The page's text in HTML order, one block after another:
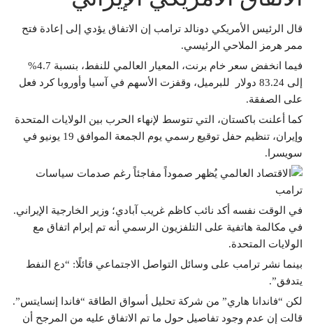
قال الرئيس الأمريكي دونالد ترامب إن الاتفاق يؤدي إلى إعادة فتح
ممر هرمز الملاحي الرئيسي.
فيما انخفض سعر خام برنت، المعيار العالمي للنفط، بنسبة 4.7%
إلى 83.24 دولار للبرميل، وقفزت الأسهم في آسيا وأوروبا كرد فعل
على الصفقة.
كما أعلنت باكستان، التي تتوسط لإنهاء الحرب بين الولايات المتحدة
وإيران، تنظيم حفل توقيع رسمي يوم الجمعة الموافق 19 يونيو في
سويسرا.
في الوقت نفسه أكد نائب كاظم غريب آبادي؛ وزير الخارجية الإيراني.
في مكالمة هاتفية على التلفزيون الرسمي أنه تم إبرام اتفاق مع
الولايات المتحدة.
بينما نشر ترامب على وسائل التواصل الاجتماعي قائلًا: “دع النفط
يتدفق”.
لكن “فاندانا هاري” من شركة تحليل أسواق الطاقة “فاندا إنسايتس”.
قالت إن عدم وجود تفاصيل حول ما تم الاتفاق عليه من المرجح أن